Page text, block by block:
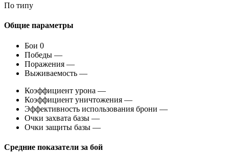
По типу
Общие параметры
Бои 0
Победы —
Поражения —
Выживаемость —
Коэффициент урона —
Коэффициент уничтожения —
Эффективность использования брони —
Очки захвата базы —
Очки защиты базы —
Средние показатели за бой